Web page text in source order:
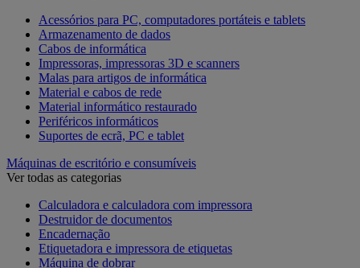
Acessórios para PC, computadores portáteis e tablets
Armazenamento de dados
Cabos de informática
Impressoras, impressoras 3D e scanners
Malas para artigos de informática
Material e cabos de rede
Material informático restaurado
Periféricos informáticos
Suportes de ecrã, PC e tablet
Máquinas de escritório e consumíveis
Ver todas as categorias
Calculadora e calculadora com impressora
Destruidor de documentos
Encadernação
Etiquetadora e impressora de etiquetas
Máquina de dobrar